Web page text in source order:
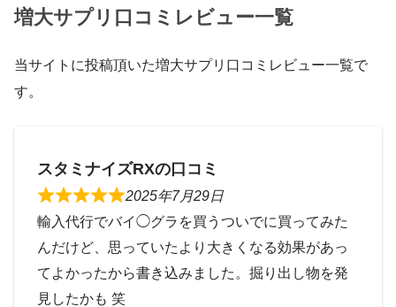
増大サプリ口コミレビュー一覧
当サイトに投稿頂いた増大サプリ口コミレビュー一覧で
す。
スタミナイズRXの口コミ
2025年7月29日
輸入代行でバイ◯グラを買うついでに買ってみた
んだけど、思っていたより大きくなる効果があっ
てよかったから書き込みました。掘り出し物を発
見したかも 笑